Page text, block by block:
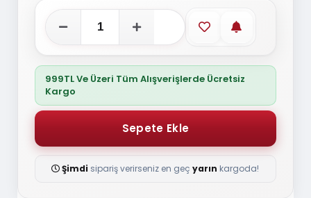
Favorilere ekle
Stoğa
999TL Ve Üzeri Tüm Alışverişlerde Ücretsiz
Kargo
Şimdi sipariş verirseniz en geçyarın kargoda!